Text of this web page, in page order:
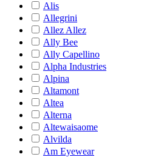
Alis
Allegrini
Allez Allez
Ally Bee
Ally Capellino
Alpha Industries
Alpina
Altamont
Altea
Alterna
Altewaisaome
Alvilda
Am Eyewear